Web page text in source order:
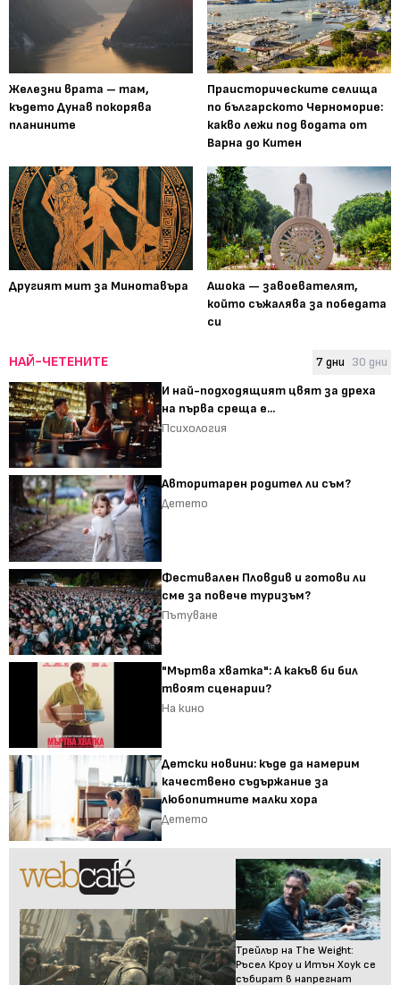
Железни врата – там,
където Дунав покорява
планините
Праисторическите селища
по българското Черноморие:
какво лежи под водата от
Варна до Китен
Другият мит за Минотавъра
Ашока — завоевателят,
който съжалява за победата
си
НАЙ-ЧЕТЕНИТЕ 7 дни 30 дни
И най-подходящият цвят за дреха
на първа среща е...
Психология
Авторитарен родител ли съм?
Детето
Фестивален Пловдив и готови ли
сме за повече туризъм?
Пътуване
"Мъртва хватка": А какъв би бил
твоят сценарии?
На кино
Детски новини: къде да намерим
качествено съдържание за
любопитните малки хора
Детето
Трейлър на The Weight:
Ръсел Кроу и Итън Хоук се
събират в напрегнат